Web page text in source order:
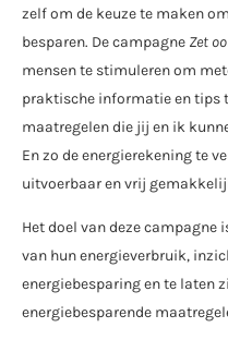
zelf om de keuze te maken
besparen. De campagne Zet
mensen te stimuleren om
praktische informatie en tips
maatregelen die jij en ik
En zo de energierekening te
uitvoerbaar en vrij
Het doel van deze campagne
van hun energieverbruik,
energiebesparing en te laten
energiebesparende